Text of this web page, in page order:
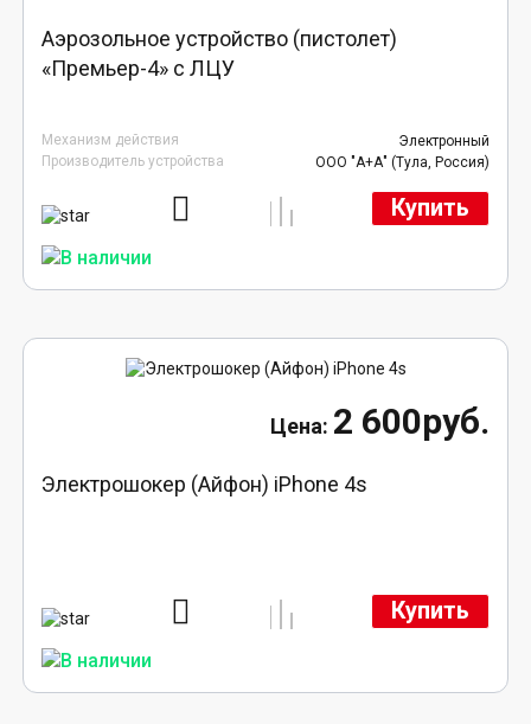
Аэрозольное устройство (пистолет)
«Премьер-4» с ЛЦУ
Механизм действия
Электронный
Производитель устройства
ООО "А+А" (Тула, Россия)
Купить
2 600руб.
Электрошокер (Айфон) iPhone 4s
Купить